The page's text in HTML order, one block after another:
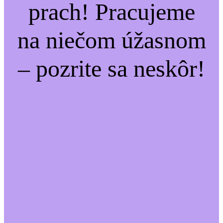
prach! Pracujeme
na niečom úžasnom
– pozrite sa neskôr!